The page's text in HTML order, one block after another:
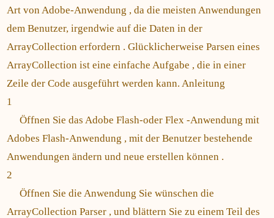
Art von Adobe-Anwendung , da die meisten Anwendungen
dem Benutzer, irgendwie auf die Daten in der
ArrayCollection erfordern . Glücklicherweise Parsen eines
ArrayCollection ist eine einfache Aufgabe , die in einer
Zeile der Code ausgeführt werden kann. Anleitung
1
Öffnen Sie das Adobe Flash-oder Flex -Anwendung mit
Adobes Flash-Anwendung , mit der Benutzer bestehende
Anwendungen ändern und neue erstellen können .
2
Öffnen Sie die Anwendung Sie wünschen die
ArrayCollection Parser , und blättern Sie zu einem Teil des